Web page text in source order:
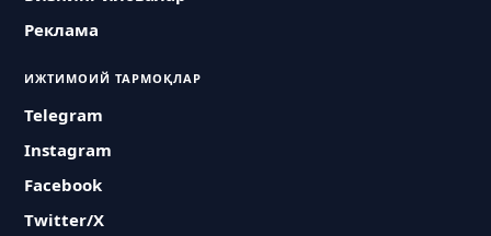
Реклама
ИЖТИМОИЙ ТАРМОҚЛАР
Telegram
Instagram
Facebook
Twitter/X